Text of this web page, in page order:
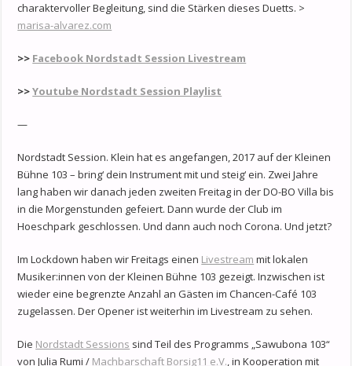
charaktervoller Begleitung, sind die Stärken dieses Duetts. >
marisa-alvarez.com
>> Facebook Nordstadt Session Livestream
>>Youtube Nordstadt Session Playlist
—
Nordstadt Session. Klein hat es angefangen, 2017 auf der Kleinen
Bühne 103 – bring‘ dein Instrument mit und steig‘ ein. Zwei Jahre
lang haben wir danach jeden zweiten Freitag in der DO-BO Villa bis
in die Morgenstunden gefeiert. Dann wurde der Club im
Hoeschpark geschlossen. Und dann auch noch Corona. Und jetzt?
Im Lockdown haben wir Freitags einen Livestream mit lokalen
Musiker:innen von der Kleinen Bühne 103 gezeigt. Inzwischen ist
wieder eine begrenzte Anzahl an Gästen im Chancen-Café 103
zugelassen. Der Opener ist weiterhin im Livestream zu sehen.
Die Nordstadt Sessions sind Teil des Programms „Sawubona 103“
von Julia Rumi / Machbarschaft Borsig11 e.V., in Kooperation mit